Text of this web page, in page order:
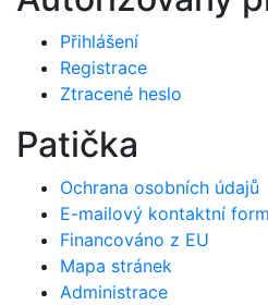
Přihlášení
Registrace
Ztracené heslo
Patička
Ochrana osobních údajů
E-mailový kontaktní
Financováno z EU
Mapa stránek
Administrace